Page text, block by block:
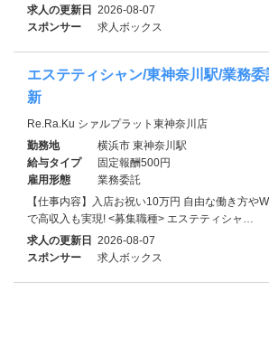
求人の更新日 2026-08-07
スポンサー
求人ボックス
エステティシャン/東神奈川駅/業務
新
Re.Ra.Ku シァルプラット東神奈川店
勤務地
横浜市 東神奈川駅
給与タイプ
固定報酬500円
雇用形態
業務委託
【仕事内容】入店お祝い10万円 自由な働き方や
で高収入も実現! <募集職種> エステティシャ…
求人の更新日 2026-08-07
スポンサー
求人ボックス